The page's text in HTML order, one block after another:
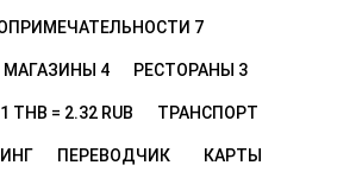
7
МАГАЗИНЫ 4 РЕСТОРАНЫ 3
1 THB = 2.32 RUB ТРАНСПОРТ
ПЕРЕВОДЧИК КАРТЫ